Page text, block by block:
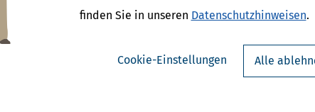
finden Sie in unseren Datenschutzhinweisen.
Cookie-Einstellungen Alle